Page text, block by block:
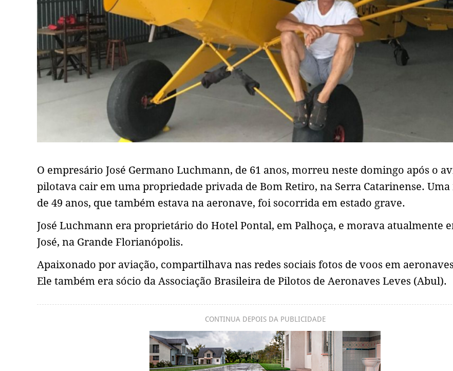
O empresário José Germano Luchmann, de 61 anos, morreu neste domingo após o
pilotava cair em uma propriedade privada de Bom Retiro, na Serra Catarinense.
de 49 anos, que também estava na aeronave, foi socorrida em estado grave.
José Luchmann era proprietário do Hotel Pontal, em Palhoça, e morava atualmente
José, na Grande Florianópolis.
Apaixonado por aviação, compartilhava nas redes sociais fotos de voos em
Ele também era sócio da Associação Brasileira de Pilotos de Aeronaves Leves (Abul).
CONTINUA DEPOIS DA PUBLICIDADE